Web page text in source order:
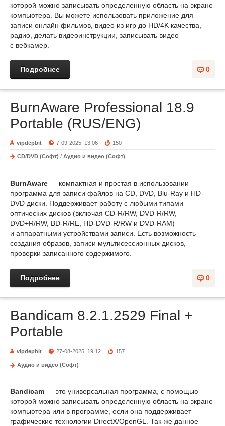
которой можно записывать определенную область на экране
компьютера. Вы можете использовать приложение для
записи онлайн фильмов, видео из игр до HD/4K качества,
радио, делать видеоинструкции, записывать видео
с вебкамер.
0
Подробнее
BurnAware Professional 18.9
Portable (RUS/ENG)
vipdepbit 7-09-2025, 13:06 150
CD/DVD (Софт) / Аудио и видео (Софт)
BurnAware — компактная и простая в использовании
программа для записи файлов на CD, DVD, Blu-Ray и HD-
DVD диски. Поддерживает работу с любыми типами
оптических дисков (включая CD-R/RW, DVD-R/RW,
DVD+R/RW, BD-R/RE, HD-DVD-R/RW и DVD-RAM)
и аппаратными устройствами записи. Есть возможность
создания образов, записи мультисессионных дисков,
проверки записанного содержимого.
0
Подробнее
Bandicam 8.2.1.2529 Final +
Portable
vipdepbit 27-08-2025, 19:12 157
Аудио и видео (Софт)
Bandicam — это универсальная программа, с помощью
которой можно записывать определенную область на экране
компьютера или в программе, если она поддерживает
графические технологии DirectX/OpenGL. Так-же данное